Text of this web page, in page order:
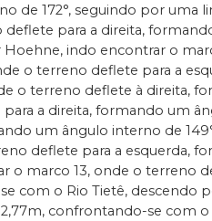
172°, seguindo por uma
para a direita,
indo encontrar o
o terreno deflete para a
o terreno deflete à direita,
a direita, formando um
um ângulo interno de
deflete para a esquerda,
marco 13, onde o terreno
com o Rio Tietê, descendo
confrontando-se com